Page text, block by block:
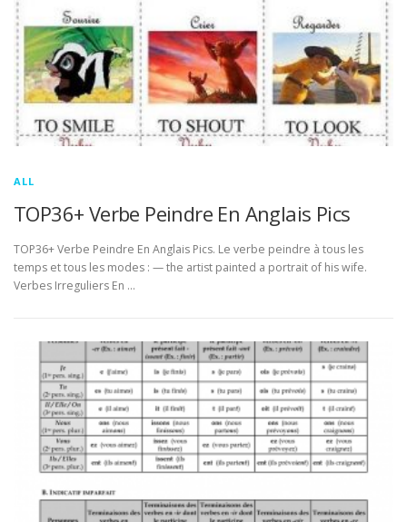
ALL
TOP36+ Verbe Peindre En Anglais Pics
TOP36+ Verbe Peindre En Anglais Pics. Le verbe peindre à tous les
temps et tous les modes : — the artist painted a portrait of his wife.
Verbes Irreguliers En …